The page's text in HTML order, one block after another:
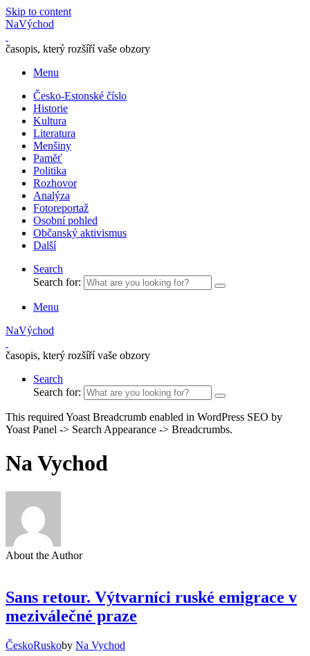
Skip to content
NaVýchod
časopis, který rozšíří vaše obzory
Menu
Česko-Estonské číslo
Historie
Kultura
Literatura
Menšiny
Paměť
Politika
Rozhovor
Analýza
Fotoreportaž
Osobní pohled
Občanský aktivismus
Další
Search
Search for:
Menu
NaVýchod
časopis, který rozšíří vaše obzory
Search
Search for:
This required Yoast Breadcrumb enabled in WordPress SEO by
Yoast Panel -> Search Appearance -> Breadcrumbs.
Na Vychod
About the Author
Sans retour. Výtvarníci ruské emigrace v
meziválečné praze
ČeskoRuskoby Na Vychod